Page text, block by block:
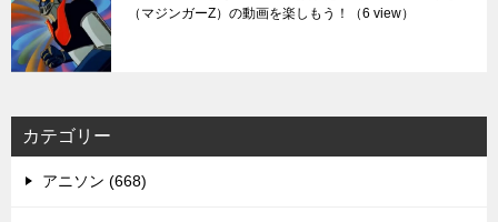
（マジンガーZ）の動画を楽しもう！
（6 view）
カテゴリー
アニソン (668)